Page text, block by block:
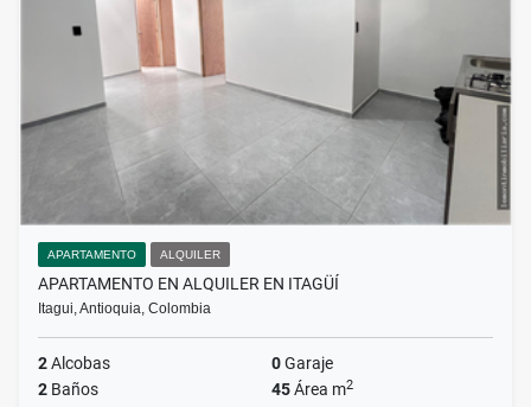
APARTAMENTO ALQUILER
APARTAMENTO EN ALQUILER EN ITAGÜÍ
Itagui, Antioquia, Colombia
2Alcobas 0Garaje
2 Baños 45Área m2